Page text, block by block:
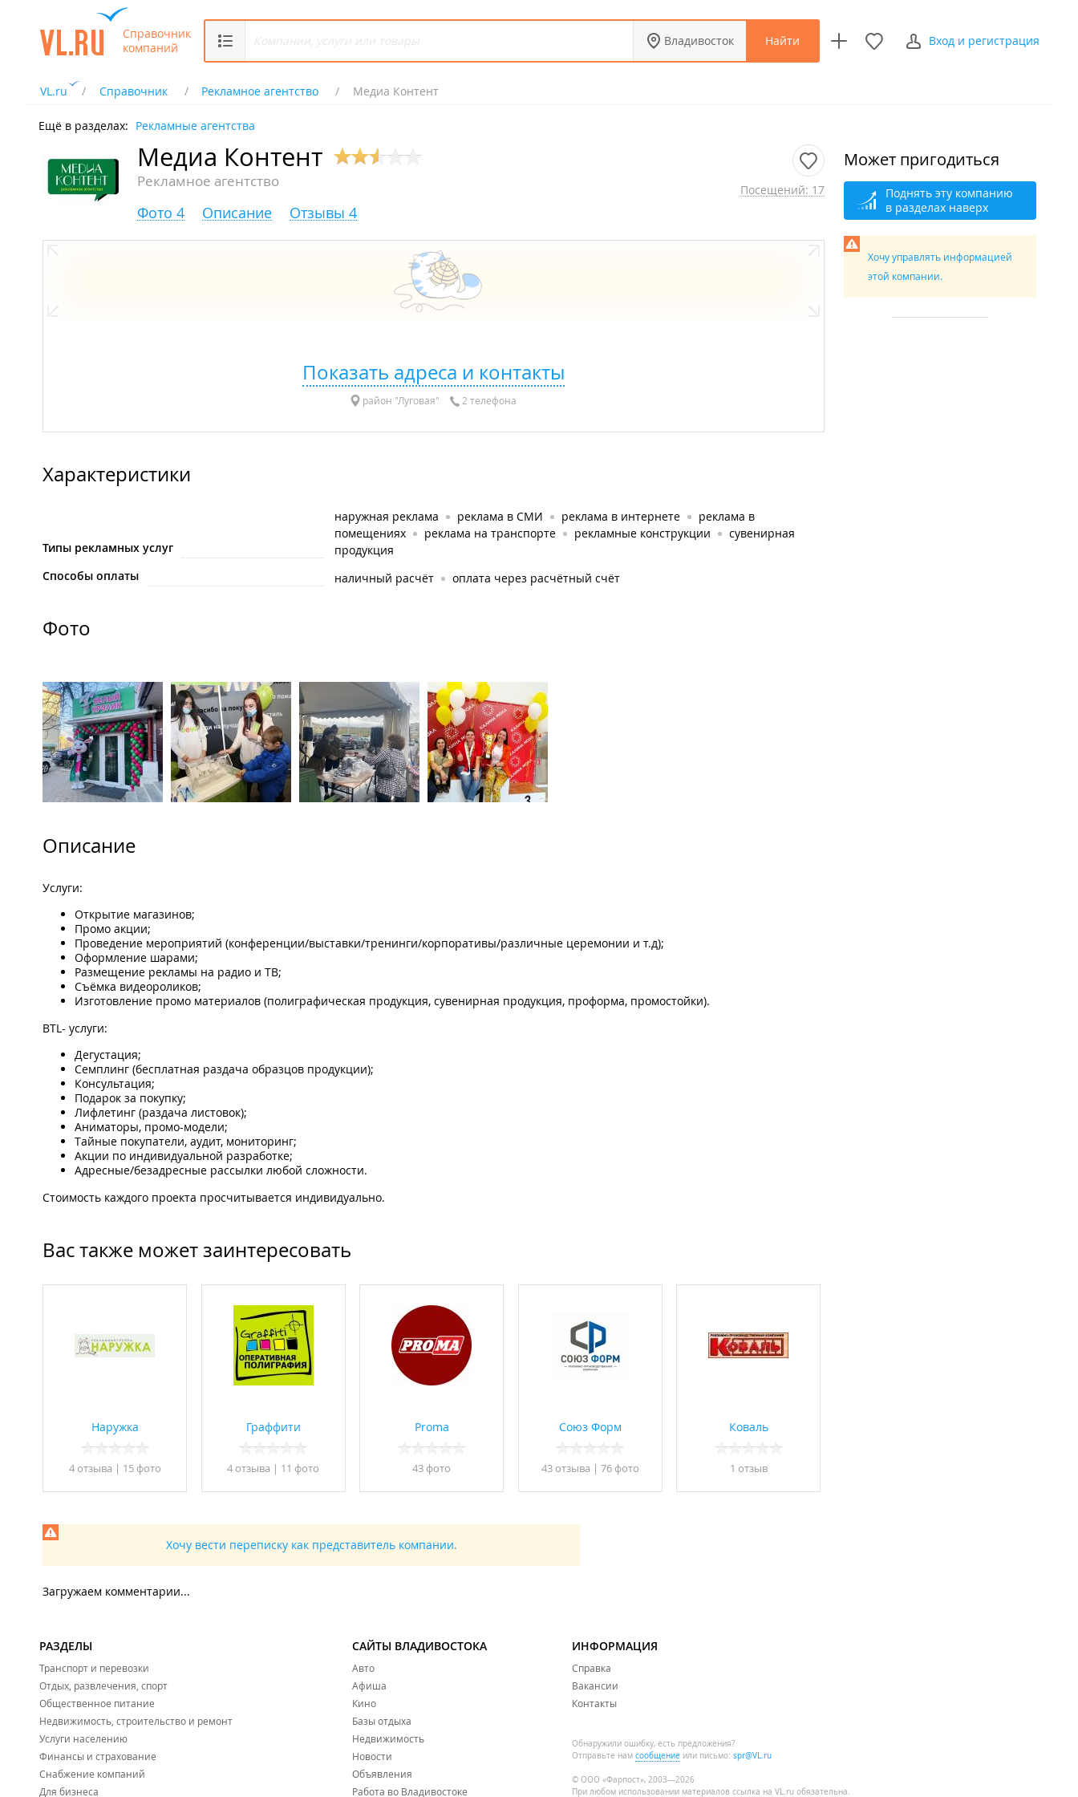
Справочник
компаний
Владивосток Найти Вход и регистрация
VL.ru Справочник Рекламное агентство Медиа Контент
Ещё в разделах: Рекламные агентства
Медиа Контент
Рекламное агентство Посещений: 17
Фото 4 Описание Отзывы 4
Показать адреса и контакты
район "Луговая" 2 телефона
Характеристики
Типы рекламных услуг
наружная реклама реклама в СМИ реклама в интернете
реклама в
помещениях
реклама на транспорте рекламные конструкции
сувенирная
продукция
Способы оплаты
наличный расчёт оплата через расчётный счёт
Фото
Описание
Услуги:
Открытие магазинов;
Промо акции;
Проведение мероприятий (конференции/выставки/тренинги/корпоративы/различные церемонии и т.д);
Оформление шарами;
Размещение рекламы на радио и ТВ;
Съёмка видеороликов;
Изготовление промо материалов (полиграфическая продукция, сувенирная продукция, проформа, промостойки).
BTL- услуги:
Дегустация;
Семплинг (бесплатная раздача образцов продукции);
Консультация;
Подарок за покупку;
Лифлетинг (раздача листовок);
Аниматоры, промо-модели;
Тайные покупатели, аудит, мониторинг;
Акции по индивидуальной разработке;
Адресные/безадресные рассылки любой сложности.
Стоимость каждого проекта просчитывается индивидуально.
Вас также может заинтересовать
Наружка
4 отзывa | 15 фото
Граффити
4 отзывa | 11 фото
Proma
43 фото
Союз Форм
43 отзывa | 76 фото
Коваль
1 отзыв
Хочу вести переписку как представитель компании.
Загружаем комментарии...
Может пригодиться
Поднять эту компанию
в разделах наверх
Хочу управлять информацией
этой компании.
РАЗДЕЛЫ
Транспорт и перевозки
Отдых, развлечения, спорт
Общественное питание
Недвижимость, строительство и ремонт
Услуги населению
Финансы и страхование
Снабжение компаний
Для бизнеса
САЙТЫ ВЛАДИВОСТОКА
Авто
Афиша
Кино
Базы отдыха
Недвижимость
Новости
Объявления
Работа во Владивостоке
ИНФОРМАЦИЯ
Справка
Вакансии
Контакты
Обнаружили ошибку, есть предложения?
Отправьте нам сообщение или письмо: spr@VL.ru
© ООО «Фарпост», 2003—2026
При любом использовании материалов ссылка на VL.ru обязательна.